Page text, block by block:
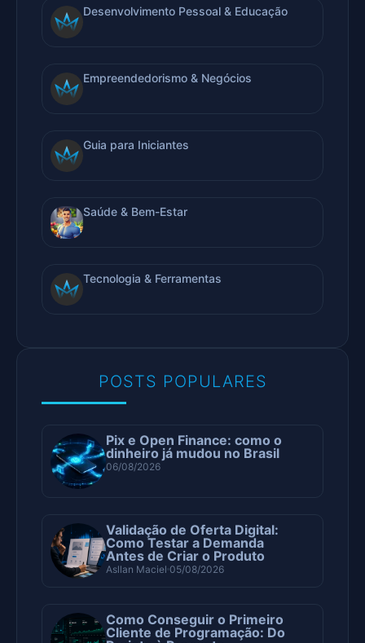
Desenvolvimento Pessoal & Educação
Empreendedorismo & Negócios
Guia para Iniciantes
Saúde & Bem-Estar
Tecnologia & Ferramentas
POSTS POPULARES
Pix e Open Finance: como o
dinheiro já mudou no Brasil
06/08/2026
Validação de Oferta Digital:
Como Testar a Demanda
Antes de Criar o Produto
Asllan Maciel 05/08/2026
Como Conseguir o Primeiro
Cliente de Programação: Do